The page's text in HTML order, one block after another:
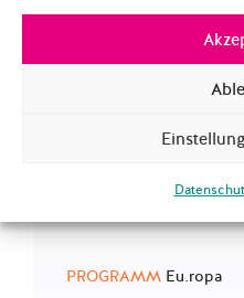
PROGRAMM Eu.ropa